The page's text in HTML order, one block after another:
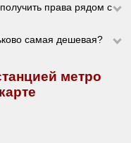
права рядом с
самая дешевая?
метро